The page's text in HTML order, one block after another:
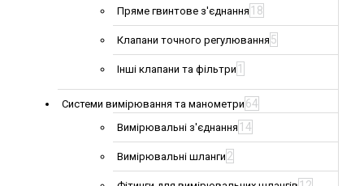
Пряме гвинтове з'єднання 18
Клапани точного регулювання 5
Інші клапани та фільтри 1
Системи вимірювання та манометри 64
Вимірювальні з'єднання 14
Вимірювальні шланги 2